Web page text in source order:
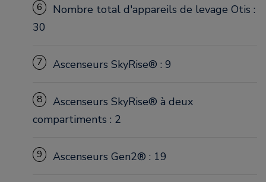
6
Nombre total d'appareils de levage Otis :
30
7 Ascenseurs SkyRise® : 9
8
Ascenseurs SkyRise® à deux
compartiments : 2
9 Ascenseurs Gen2® : 19